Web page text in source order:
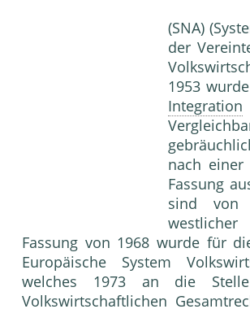
(SNA)
der
1953
Integration
nach
Fassung
sind von
Fassung von 1968 wurde für
Europäische System
welches 1973 an die
Volkswirtschaftlichen